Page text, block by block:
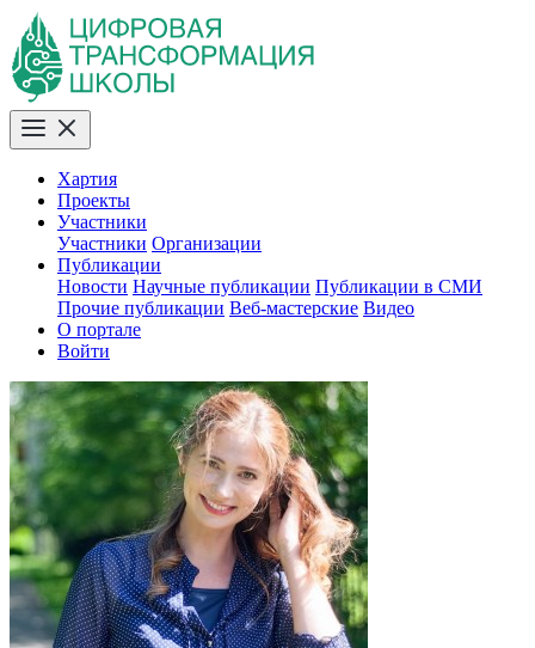
Хартия
Проекты
Участники
Участники Организации
Публикации
Новости Научные публикации Публикации в СМИ
Прочие публикации Веб-мастерские Видео
О портале
Войти